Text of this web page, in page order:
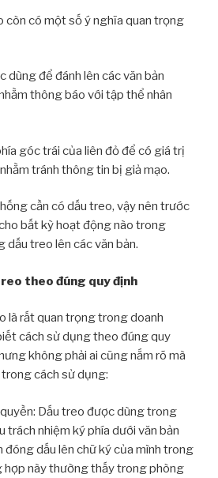
còn có một số ý nghĩa quan trọng
dùng để đánh lên các văn bản
thông báo với tập thể nhân
góc trái của liên đỏ để có giá trị
tránh thông tin bị giả mạo.
cần có dấu treo, vậy nên trước
bất kỳ hoạt động nào trong
dấu treo lên các văn bản.
theo đúng quy định
là rất quan trọng trong doanh
cách sử dụng theo đúng quy
không phải ai cũng nắm rõ mà
cách sử dụng:
Dấu treo được dùng trong
nhiệm ký phía dưới văn bản
dấu lên chữ ký của mình trong
hợp này thường thấy trong phòng